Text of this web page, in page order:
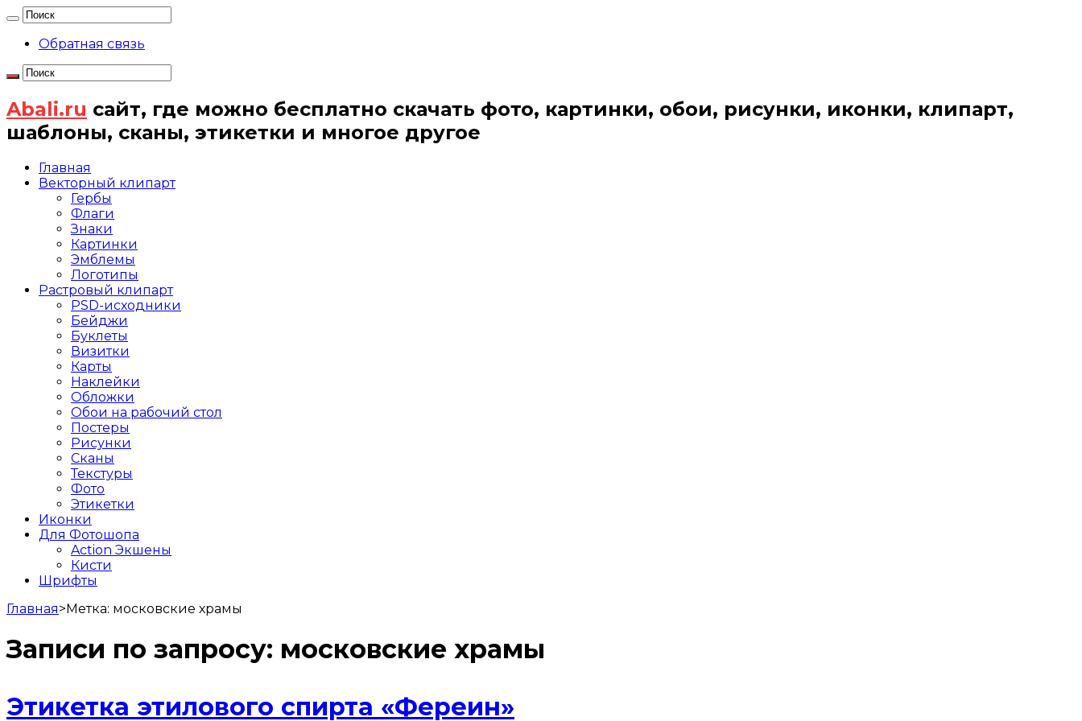
Обратная связь
Abali.ru сайт, где можно бесплатно скачать фото, картинки, обои, рисунки, иконки, клипарт,
шаблоны, сканы, этикетки и многое другое
Главная
Векторный клипарт
Гербы
Флаги
Знаки
Картинки
Эмблемы
Логотипы
Растровый клипарт
PSD-исходники
Бейджи
Буклеты
Визитки
Карты
Наклейки
Обложки
Обои на рабочий стол
Постеры
Рисунки
Сканы
Текстуры
Фото
Этикетки
Иконки
Для Фотошопа
Action Экшены
Кисти
Шрифты
Главная>Метка: московские храмы
Записи по запросу: московские храмы
Этикетка этилового спирта «Фереин»